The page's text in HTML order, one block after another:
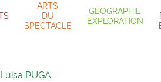
ARTS
DU
SPECTACLE
GÉOGRAPHIE
EXPLORATION
PUGA